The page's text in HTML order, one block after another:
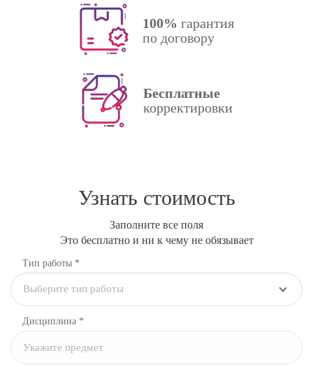
100% гарантия
по договору
Бесплатные
корректировки
Узнать стоимость
Заполните все поля
Это бесплатно и ни к чему не обязывает
Тип работы *
Выберите тип работы
Дисциплина *